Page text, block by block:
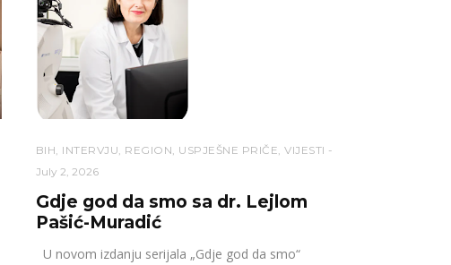
BIH INTERVJU REGION USPJEŠNE PRIČE ,VIJESTI
July 2, 2026
Gdje god da smo sa dr. Lejlom
Pašić-Muradić
U novom izdanju serijala „Gdje god da smo“